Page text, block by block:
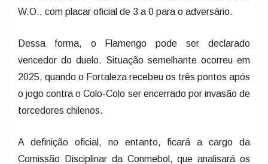
W.O., com placar oficial de 3 a 0 para o adversário.
Dessa forma, o Flamengo pode ser declarado
vencedor do duelo. Situação semelhante ocorreu em
2025, quando o Fortaleza recebeu os três pontos após
o jogo contra o Colo-Colo ser encerrado por invasão de
torcedores chilenos.
A definição oficial, no entanto, ficará a cargo da
Comissão Disciplinar da Conmebol, que analisará os